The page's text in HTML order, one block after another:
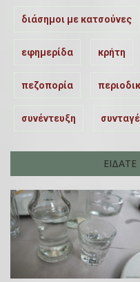
διάσημοι με κατσούνες
εφημερίδα κρήτη
πεζοπορία
συνέντευξη